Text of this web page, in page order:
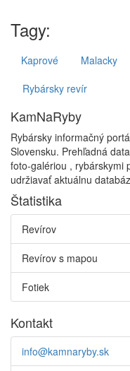
Tagy:
Kaprové Malacky
Rybársky revír
KamNaRyby
Rybársky informačný
Slovensku. Prehľadná
foto-galériou , rybárskymi
udržiavať aktuálnu
Štatistika
Revírov
Revírov s mapou
Fotiek
Kontakt
info@kamnaryby.sk